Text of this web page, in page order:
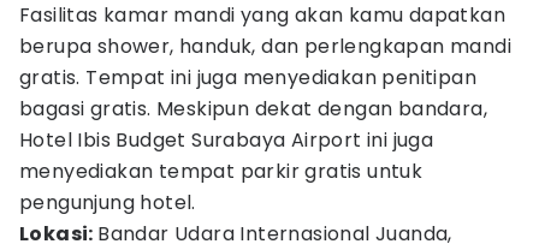
Fasilitas kamar mandi yang akan kamu dapatkan
berupa shower, handuk, dan perlengkapan mandi
gratis. Tempat ini juga menyediakan penitipan
bagasi gratis. Meskipun dekat dengan bandara,
Hotel Ibis Budget Surabaya Airport ini juga
menyediakan tempat parkir gratis untuk
pengunjung hotel.
Lokasi: Bandar Udara Internasional Juanda,